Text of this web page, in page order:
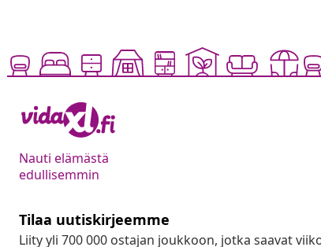
Nauti elämästä
edullisemmin
Tilaa uutiskirjeemme
Liity yli 700 000 ostajan joukkoon, jotka saavat